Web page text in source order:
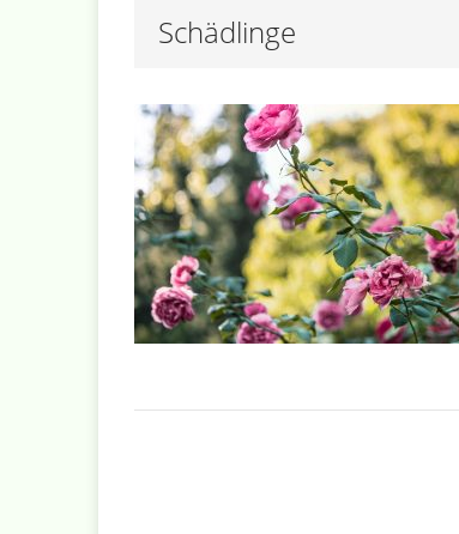
Schädlinge